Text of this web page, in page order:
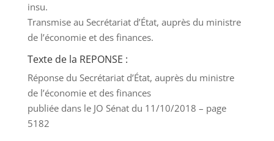
insu.
Transmise au Secrétariat d’État, auprès du ministre
de l’économie et des finances.
Texte de la REPONSE :
Réponse du Secrétariat d’État, auprès du ministre
de l’économie et des finances
publiée dans le JO Sénat du 11/10/2018 – page
5182